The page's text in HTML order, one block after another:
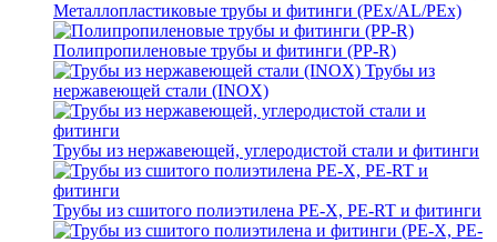
Металлопластиковые трубы и фитинги (PEx/AL/PEx)
Полипропиленовые трубы и фитинги (PP-R)
Трубы из
нержавеющей стали (INOX)
Трубы из нержавеющей, углеродистой стали и фитинги
Трубы из сшитого полиэтилена PE-X, PE-RT и фитинги